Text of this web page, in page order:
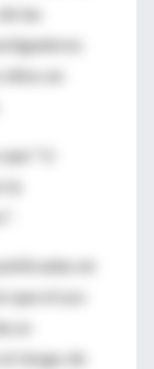
las
en
"sí
en
que el uso
se
riesgo de